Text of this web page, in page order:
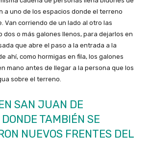
a uno de los espacios donde el terreno
Van corriendo de un lado al otro las
dos o más galones llenos, para dejarlos en
que abre el paso a la entrada a la
ahí, como hormigas en fila, los galones
mano antes de llegar a la persona que los
sobre el terreno.
SAN JUAN DE
TAMBIÉN SE
NUEVOS FRENTES DEL